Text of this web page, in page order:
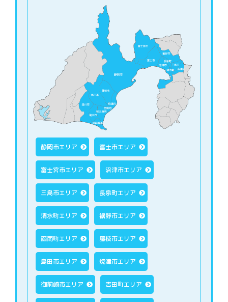
静岡市エリア 富士市エリア
富士宮市エリア 沼津市エリア
三島市エリア 長泉町エリア
清水町エリア 裾野市エリア
函南町エリア 藤枝市エリア
島田市エリア 焼津市エリア
御前崎市エリア 吉田町エリア